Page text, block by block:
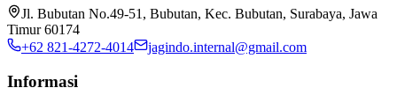
Jl. Bubutan No.49-51, Bubutan, Kec. Bubutan, Surabaya, Jawa
Timur 60174
+62 821-4272-4014
jagindo.internal@gmail.com
Informasi